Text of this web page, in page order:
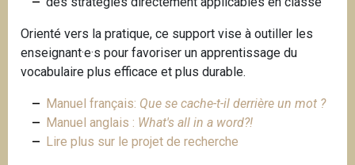
Orienté vers la pratique, ce support vise à outiller les
enseignant·e·s pour favoriser un apprentissage du
vocabulaire plus efficace et plus durable.
Manuel français: Que se cache-t-il derrière un mot ?
Manuel anglais : What's all in a word?!
Lire plus sur le projet de recherche